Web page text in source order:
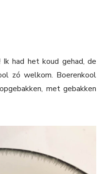
had het koud gehad, de
zó welkom. Boerenkool
met gebakken